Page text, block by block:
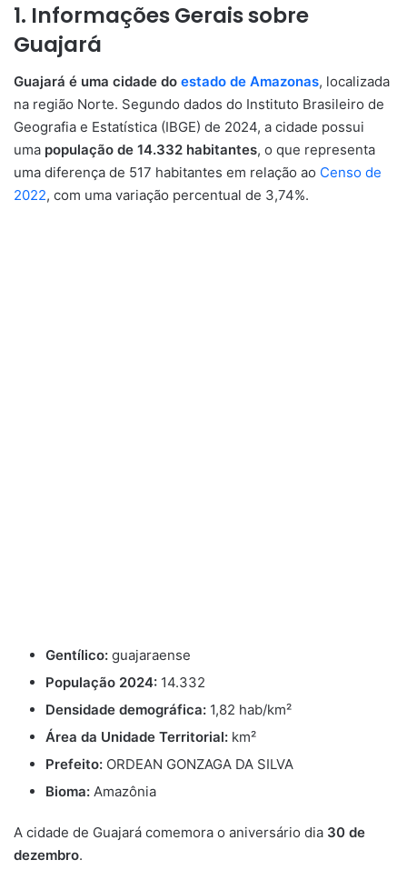
1. Informações Gerais sobre
Guajará
Guajará é uma cidade do estado de Amazonas, localizada
na região Norte. Segundo dados do Instituto Brasileiro de
Geografia e Estatística (IBGE) de 2024, a cidade possui
uma população de 14.332 habitantes, o que representa
uma diferença de 517 habitantes em relação ao Censo de
2022, com uma variação percentual de 3,74%.
Gentílico: guajaraense
População 2024: 14.332
Densidade demográfica: 1,82 hab/km²
Área da Unidade Territorial: km²
Prefeito: ORDEAN GONZAGA DA SILVA
Bioma: Amazônia
A cidade de Guajará comemora o aniversário dia 30 de
dezembro.